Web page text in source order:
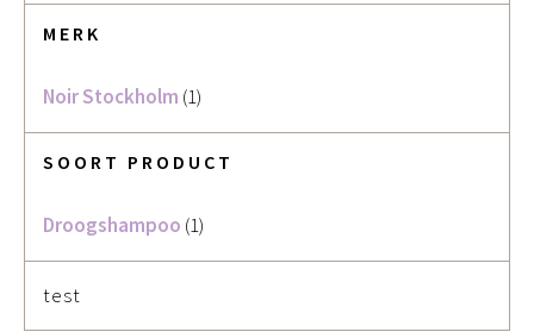
MERK
Noir Stockholm (1)
SOORT PRODUCT
Droogshampoo (1)
test